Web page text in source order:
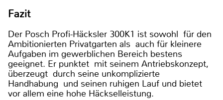
Fazit
Der Posch Profi-Häcksler 300K1 ist sowohl für den
Ambitionierten Privatgarten als auch für kleinere
Aufgaben im gewerblichen Bereich bestens
geeignet. Er punktet mit seinem Antriebskonzept,
überzeugt durch seine unkomplizierte
Handhabung und seinen ruhigen Lauf und bietet
vor allem eine hohe Häckselleistung.